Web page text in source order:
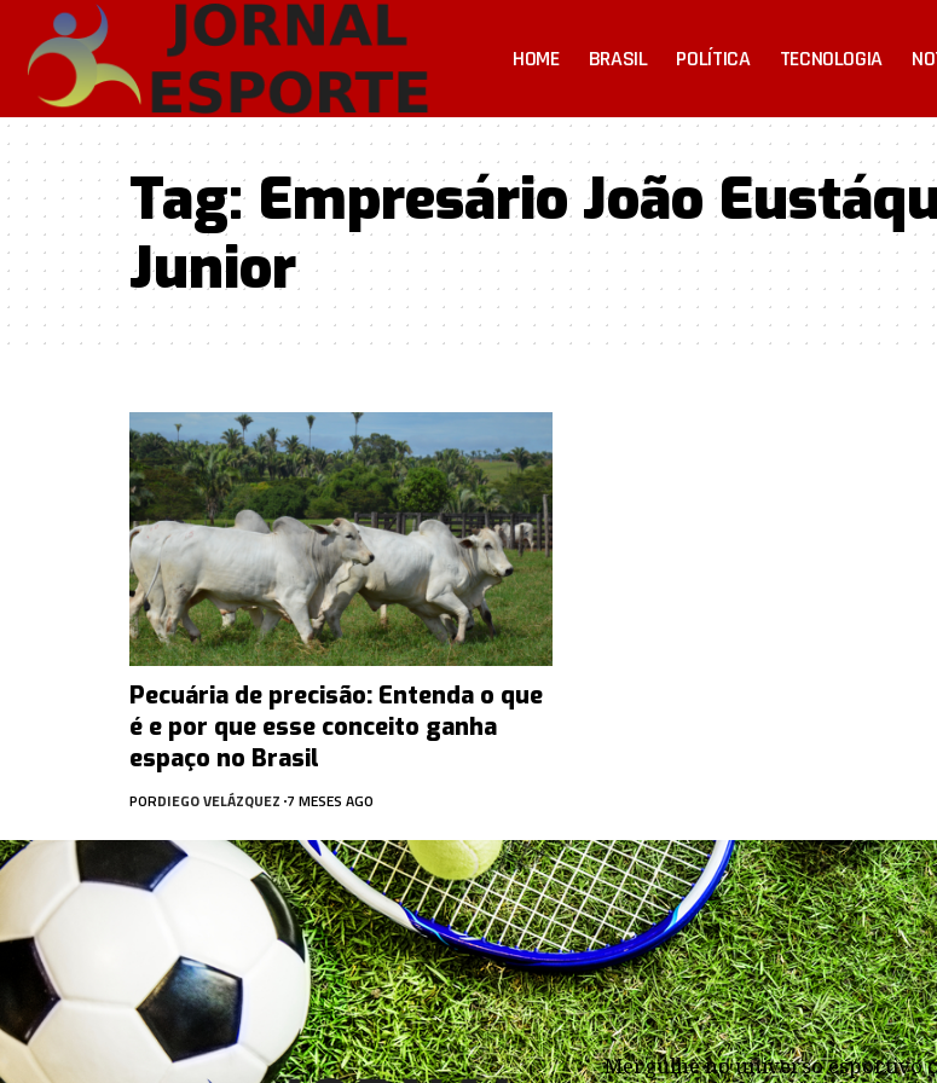
HOME BRASIL POLÍTICA TECNOLOGIA
Tag: Empresário João
Junior
Pecuária de precisão: Entenda o que
é e por que esse conceito ganha
espaço no Brasil
PORDIEGO VELÁZQUEZ 7 MESES AGO
Mergulhe no universo esportivo